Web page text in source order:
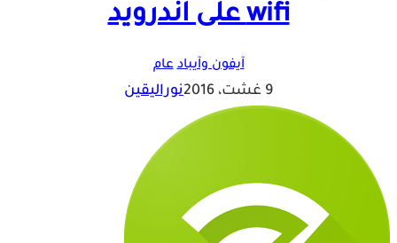
wifi على اندرويد
آيفون وآيباد عام
9 غشت، 2016 نوراليقين